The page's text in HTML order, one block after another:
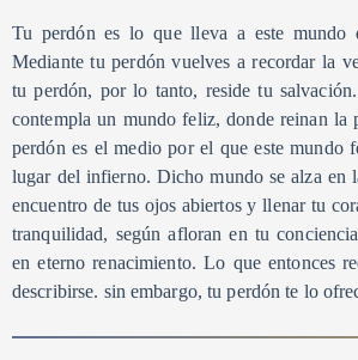
Tu perdón es lo que lleva a este mundo
Mediante tu perdón vuelves a recordar la
tu perdón, por lo tanto, reside tu
contempla un mundo feliz, donde reinan la
perdón es el medio por el que este mundo
lugar del infierno. Dicho mundo se alza en
encuentro de tus ojos abiertos y llenar tu
tranquilidad, según afloran en tu
en eterno renacimiento. Lo que entonces
describirse. sin embargo, tu perdón te lo